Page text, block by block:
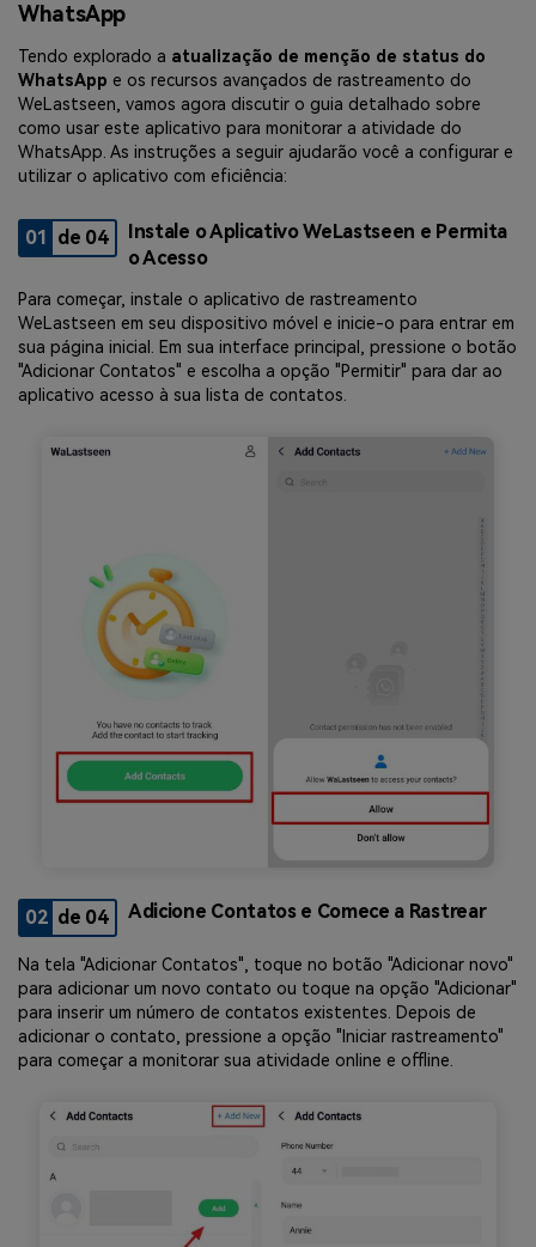
WhatsApp
Tendo explorado a atualização de menção de status do
WhatsApp e os recursos avançados de rastreamento do
WeLastseen, vamos agora discutir o guia detalhado sobre
como usar este aplicativo para monitorar a atividade do
WhatsApp. As instruções a seguir ajudarão você a configurar e
utilizar o aplicativo com eficiência:
01 de 04
Instale o Aplicativo WeLastseen e Permita
o Acesso
Para começar, instale o aplicativo de rastreamento
WeLastseen em seu dispositivo móvel e inicie-o para entrar em
sua página inicial. Em sua interface principal, pressione o botão
"Adicionar Contatos" e escolha a opção "Permitir" para dar ao
aplicativo acesso à sua lista de contatos.
02 de 04 Adicione Contatos e Comece a Rastrear
Na tela "Adicionar Contatos", toque no botão "Adicionar novo"
para adicionar um novo contato ou toque na opção "Adicionar"
para inserir um número de contatos existentes. Depois de
adicionar o contato, pressione a opção "Iniciar rastreamento"
para começar a monitorar sua atividade online e offline.